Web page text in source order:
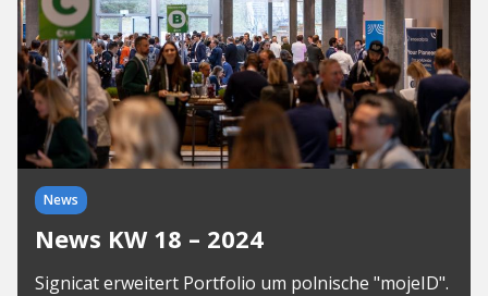
News
News KW 18 – 2024
Signicat erweitert Portfolio um polnische "mojeID".